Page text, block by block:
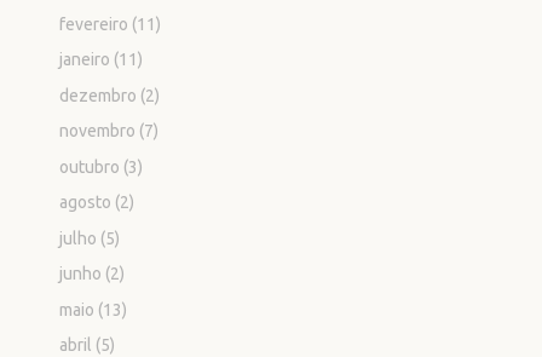
fevereiro (11)
janeiro (11)
dezembro (2)
novembro (7)
outubro (3)
agosto (2)
julho (5)
junho (2)
maio (13)
abril (5)